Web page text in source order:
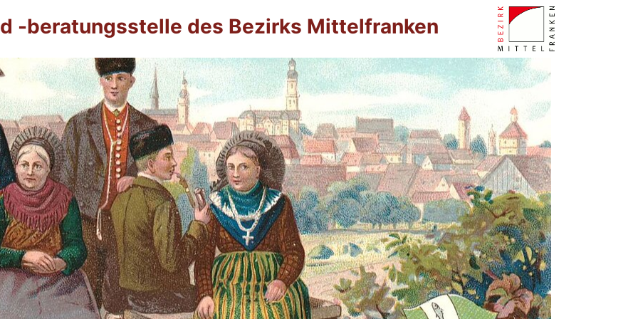
-beratungsstelle des Bezirks Mittelfranken